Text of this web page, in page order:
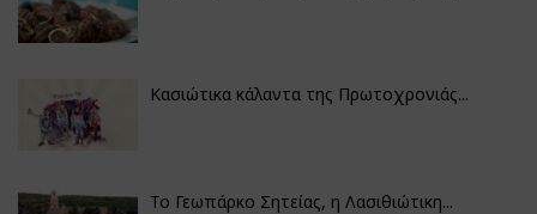
Κασιώτικα κάλαντα της Πρωτοχρονιάς...
Το Γεωπάρκο Σητείας, η Λασιθιώτικη...